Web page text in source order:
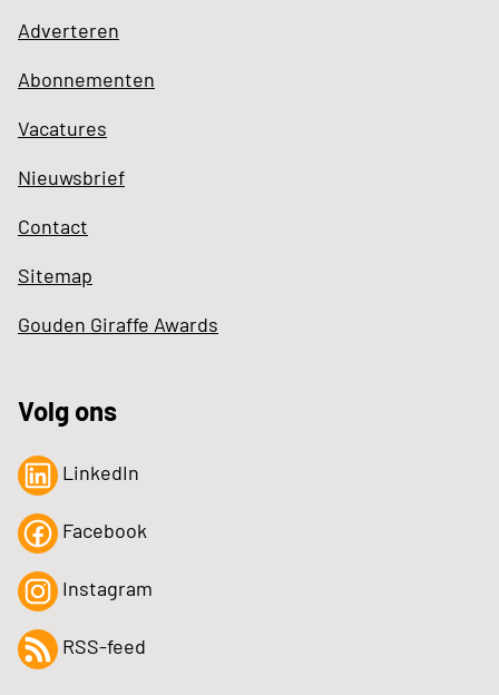
Adverteren
Abonnementen
Vacatures
Nieuwsbrief
Contact
Sitemap
Gouden Giraffe Awards
Volg ons
LinkedIn
Facebook
Instagram
RSS-feed